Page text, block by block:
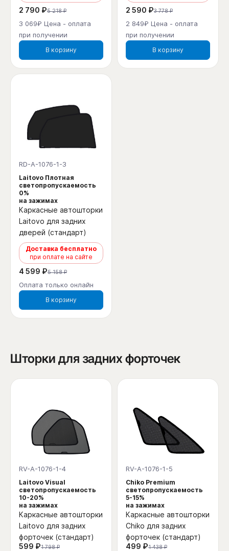
2 790 ₽5 218 ₽
3 069₽ Цена - оплата
при получении
В корзину
2 590 ₽3 778 ₽
2 849₽ Цена - оплата
при получении
В корзину
RD-A-1076-1-3
Laitovo Плотная
светопропускаемость
0%
на зажимах
Каркасные автошторки
Laitovo для задних
дверей (стандарт)
Доставка бесплатно
при оплате на сайте
4 599 ₽5 158 ₽
Оплата только онлайн
В корзину
Шторки для задних форточек
RV-A-1076-1-4
Laitovo Visual
светопропускаемость
10-20%
на зажимах
Каркасные автошторки
Laitovo для задних
форточек (стандарт)
599 ₽1 798 ₽
RV-A-1076-1-5
Chiko Premium
светопропускаемость
5-15%
на зажимах
Каркасные автошторки
Chiko для задних
форточек (стандарт)
499 ₽1 438 ₽